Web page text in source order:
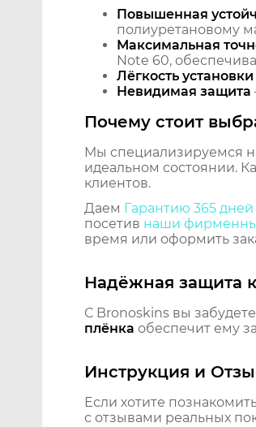
Повышенная
полиуретановому
Максимальная
Note 60,
Лёгкость установки
Невидимая защита
Почему стоит
Мы специализируемся
идеальном состоянии.
клиентов.
Даем Гарантию 365 дней
посетив наши
время или оформить
Надёжная защита
С Bronoskins вы
плёнка обеспечит ему
Инструкция и
Если хотите
с отзывами реальных